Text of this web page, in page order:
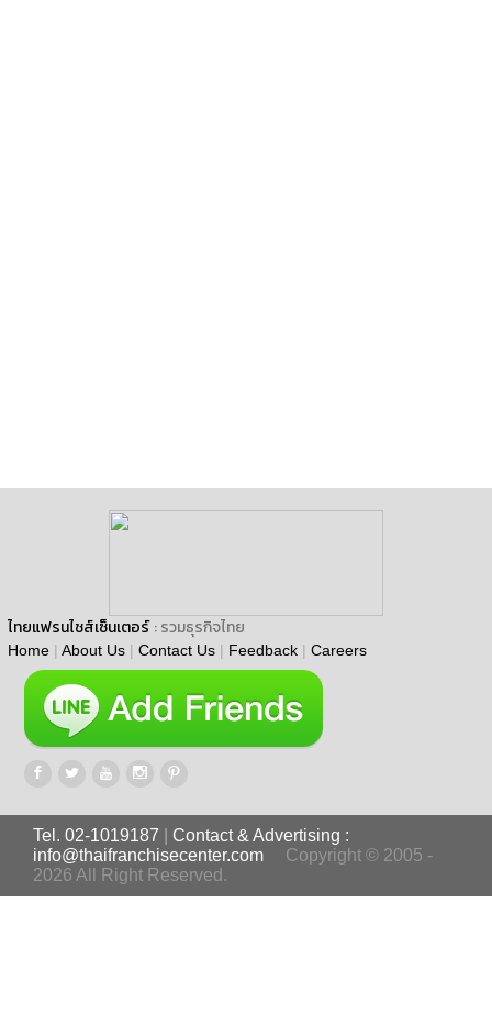
ไทยแฟรนไชส์เซ็นเตอร์ : รวมธุรกิจไทย
Home | About Us | Contact Us | Feedback | Careers
Tel. 02-1019187
Contact & Advertising :
info@thaifranchisecenter.com
Copyright © 2005 -
2026 All Right Reserved.